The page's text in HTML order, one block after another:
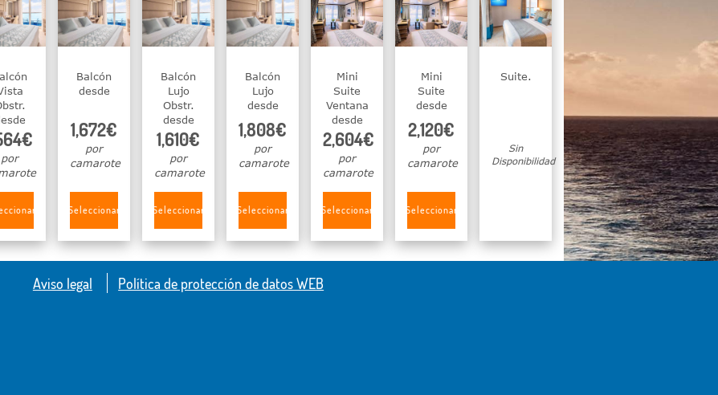
por
Balcón
desde
1,672€
por
camarote
Seleccionar
Balcón
Lujo
Obstr.
desde
1,610€
por
camarote
Seleccionar
Balcón
Lujo
desde
1,808€
por
camarote
Seleccionar
Mini
Suite
Ventana
desde
2,604€
por
camarote
Seleccionar
Mini
Suite
desde
2,120€
por
camarote
Seleccionar
Suite.
Sin
Disponibilidad
Aviso legal Política de protección de datos WEB